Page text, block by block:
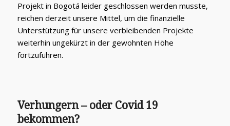
Projekt in Bogotá leider geschlossen werden musste,
reichen derzeit unsere Mittel, um die finanzielle
Unterstützung für unsere verbleibenden Projekte
weiterhin ungekürzt in der gewohnten Höhe
fortzuführen.
Verhungern – oder Covid 19
bekommen?